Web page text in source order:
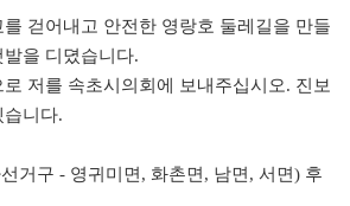
걷어내고 안전한 영랑호 둘레길을 만들
을 디뎠습니다.
저를 속초시의회에 보내주십시오. 진보
습니다.
거구 - 영귀미면, 화촌면, 남면, 서면) 후